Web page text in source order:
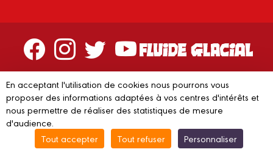
Contactez-nous
Devenir partenaire
© 2023 FLUIDE GLACIAL Mentions légales C.G.V. Conditions
En acceptant l'utilisation de cookies nous pourrons vous
proposer des informations adaptées à vos centres d'intérêts et
nous permettre de réaliser des statistiques de mesure
d'audience.
Tout accepter
Tout refuser
Personnaliser